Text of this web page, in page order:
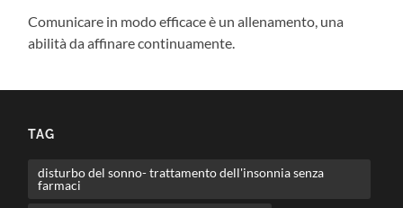
Comunicare in modo efficace è un allenamento, una
abilità da affinare continuamente.
TAG
disturbo del sonno- trattamento dell'insonnia senza
farmaci